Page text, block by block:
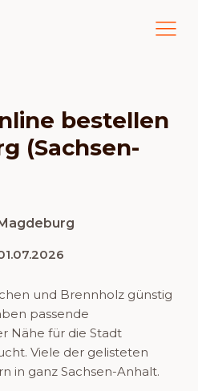
bestellen
(Sachsen-
und Brennholz günstig
passende
Nähe für die Stadt
Viele der gelisteten
in ganz Sachsen-Anhalt.